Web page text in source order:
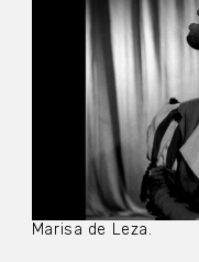
Marisa de Leza.